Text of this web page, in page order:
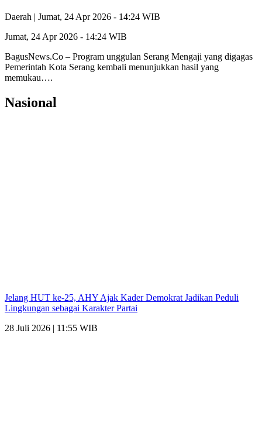
Daerah | Jumat, 24 Apr 2026 - 14:24 WIB
Jumat, 24 Apr 2026 - 14:24 WIB
BagusNews.Co – Program unggulan Serang Mengaji yang digagas
Pemerintah Kota Serang kembali menunjukkan hasil yang
memukau….
Nasional
Jelang HUT ke-25, AHY Ajak Kader Demokrat Jadikan Peduli
Lingkungan sebagai Karakter Partai
28 Juli 2026 | 11:55 WIB